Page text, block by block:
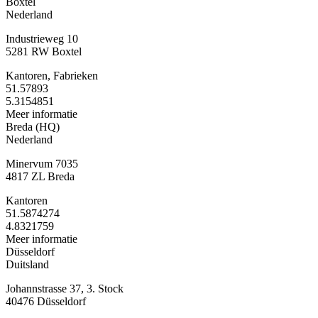
Nederland
Industrieweg 10
5281 RW Boxtel
Kantoren, Fabrieken
51.57893
5.3154851
Meer informatie
Breda (HQ)
Nederland
Minervum 7035
4817 ZL Breda
Kantoren
51.5874274
4.8321759
Meer informatie
Düsseldorf
Duitsland
Johannstrasse 37, 3. Stock
40476 Düsseldorf